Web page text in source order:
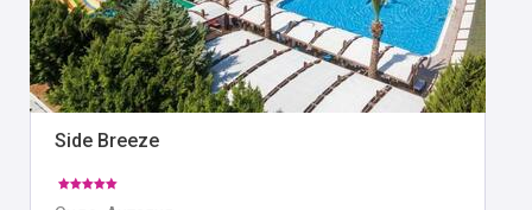
Side Breeze